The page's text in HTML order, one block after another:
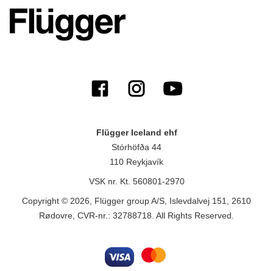
Flügger Iceland ehf
Stórhöfða 44
110 Reykjavík
VSK nr. Kt. 560801-2970
Copyright © 2026, Flügger group A/S, Islevdalvej 151, 2610
Rødovre, CVR-nr.: 32788718. All Rights Reserved.